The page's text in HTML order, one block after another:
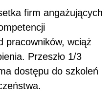
firm angażujących
pracowników, wciąż
Przeszło 1/3
dostępu do szkoleń